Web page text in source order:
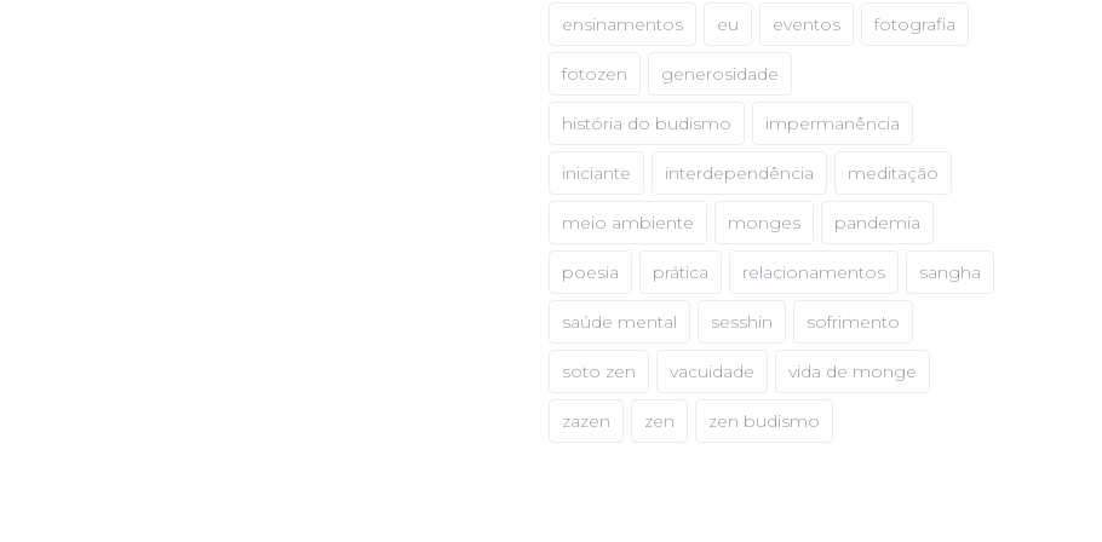
ensinamentos eu eventos fotografia
fotozen generosidade
história do budismo impermanência
iniciante interdependência meditação
meio ambiente monges pandemia
poesia prática relacionamentos sangha
saúde mental sesshin sofrimento
soto zen vacuidade vida de monge
zazen zen zen budismo